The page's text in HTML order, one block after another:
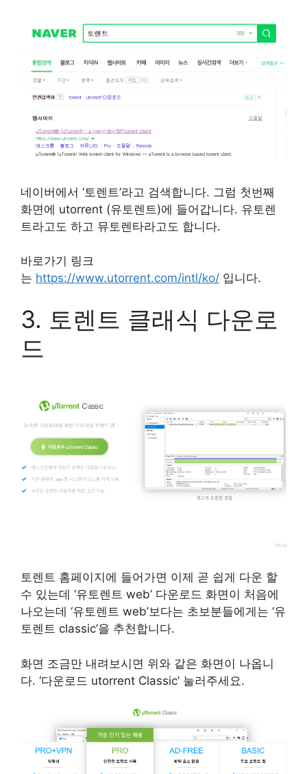
네이버에서 ‘토렌트’라고 검색합니다. 그럼 첫번째
화면에 utorrent (유토렌트)에 들어갑니다. 유토렌
트라고도 하고 뮤토렌타라고도 합니다.
바로가기 링크
는 https://www.utorrent.com/intl/ko/ 입니다.
3. 토렌트 클래식 다운로
드
토렌트 홈페이지에 들어가면 이제 곧 쉽게 다운 할
수 있는데 ‘유토렌트 web’ 다운로드 화면이 처음에
나오는데 ‘유토렌트 web’보다는 초보분들에게는 ‘유
토렌트 classic’을 추천합니다.
화면 조금만 내려보시면 위와 같은 화면이 나옵니
다. ‘다운로드 utorrent Classic’ 눌러주세요.